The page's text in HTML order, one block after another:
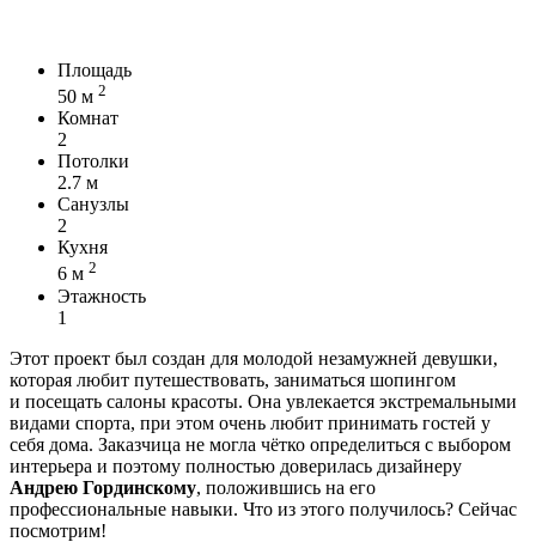
Площадь
50 м 2
Комнат
2
Потолки
2.7 м
Санузлы
2
Кухня
6 м 2
Этажность
1
Этот проект был создан для молодой незамужней девушки,
которая любит путешествовать, заниматься шопингом
и посещать салоны красоты. Она увлекается экстремальными
видами спорта, при этом очень любит принимать гостей у
себя дома. Заказчица не могла чётко определиться с выбором
интерьера и поэтому полностью доверилась дизайнеру
Андрею Гординскому, положившись на его
профессиональные навыки. Что из этого получилось? Сейчас
посмотрим!